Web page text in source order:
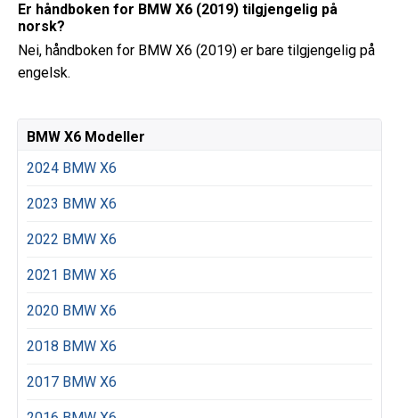
Er håndboken for BMW X6 (2019) tilgjengelig på
norsk?
Nei, håndboken for BMW X6 (2019) er bare tilgjengelig på
engelsk.
BMW X6 Modeller
2024 BMW X6
2023 BMW X6
2022 BMW X6
2021 BMW X6
2020 BMW X6
2018 BMW X6
2017 BMW X6